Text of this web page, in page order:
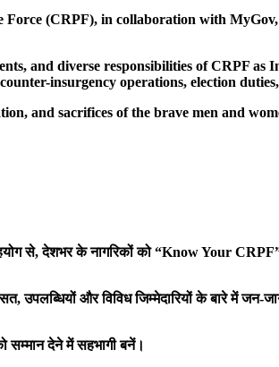
(CRPF), in collaboration with
and diverse responsibilities of CRPF as
insurgency operations, election
and sacrifices of the brave men and
से,देशभर के नागरिकों को“Know Your
,उपलब्धियों और विविध जिम्मेदारियों के बारे में जन-
सम्मान देने में सहभागी बनें।